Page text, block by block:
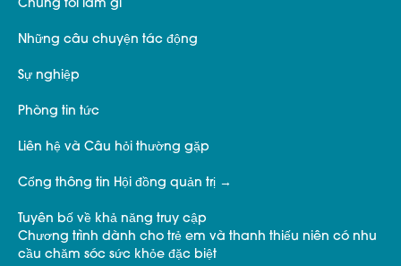
Chúng tôi làm gì
Những câu chuyện tác động
Sự nghiệp
Phòng tin tức
Liên hệ và Câu hỏi thường gặp
Cổng thông tin Hội đồng quản trị
Tuyên bố về khả năng truy cập
Chương trình dành cho trẻ em và thanh thiếu niên có nhu
cầu chăm sóc sức khỏe đặc biệt